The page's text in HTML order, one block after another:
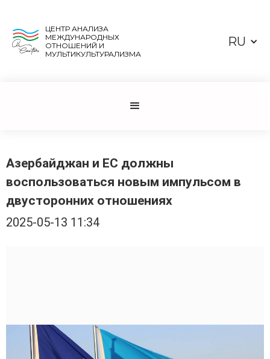
ЦЕНТР АНАЛИЗА
МЕЖДУНАРОДНЫХ
ОТНОШЕНИЙ И
МУЛЬТИКУЛЬТУРАЛИЗМА
RU
Азербайджан и ЕС должны
воспользоваться новым импульсом в
двусторонних отношениях
2025-05-13 11:34